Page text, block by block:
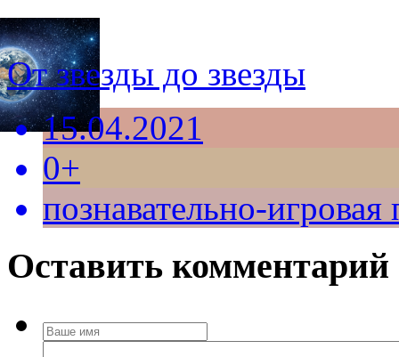
От звезды до звезды
15.04.2021
0+
познавательно-
Оставить комментарий